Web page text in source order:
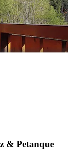
& Petanque